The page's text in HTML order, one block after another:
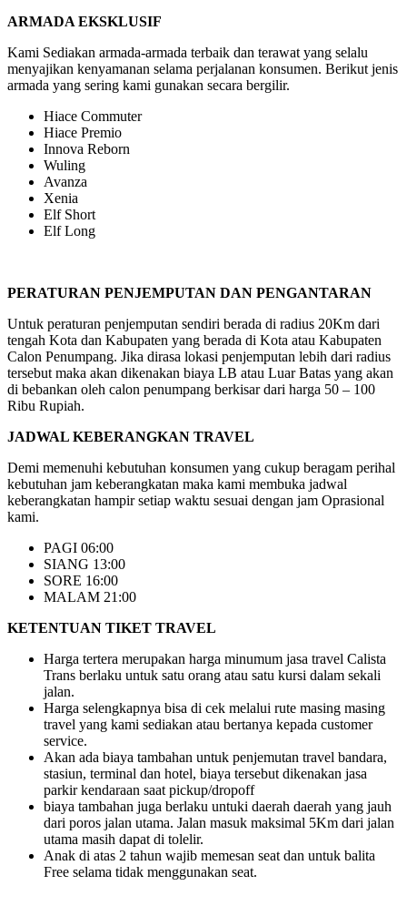
ARMADA EKSKLUSIF
Kami Sediakan armada-armada terbaik dan terawat yang selalu
menyajikan kenyamanan selama perjalanan konsumen. Berikut jenis
armada yang sering kami gunakan secara bergilir.
Hiace Commuter
Hiace Premio
Innova Reborn
Wuling
Avanza
Xenia
Elf Short
Elf Long
PERATURAN PENJEMPUTAN DAN PENGANTARAN
Untuk peraturan penjemputan sendiri berada di radius 20Km dari
tengah Kota dan Kabupaten yang berada di Kota atau Kabupaten
Calon Penumpang. Jika dirasa lokasi penjemputan lebih dari radius
tersebut maka akan dikenakan biaya LB atau Luar Batas yang akan
di bebankan oleh calon penumpang berkisar dari harga 50 – 100
Ribu Rupiah.
JADWAL KEBERANGKAN TRAVEL
Demi memenuhi kebutuhan konsumen yang cukup beragam perihal
kebutuhan jam keberangkatan maka kami membuka jadwal
keberangkatan hampir setiap waktu sesuai dengan jam Oprasional
kami.
PAGI 06:00
SIANG 13:00
SORE 16:00
MALAM 21:00
KETENTUAN TIKET TRAVEL
Harga tertera merupakan harga minumum jasa travel Calista
Trans berlaku untuk satu orang atau satu kursi dalam sekali
jalan.
Harga selengkapnya bisa di cek melalui rute masing masing
travel yang kami sediakan atau bertanya kepada customer
service.
Akan ada biaya tambahan untuk penjemutan travel bandara,
stasiun, terminal dan hotel, biaya tersebut dikenakan jasa
parkir kendaraan saat pickup/dropoff
biaya tambahan juga berlaku untuki daerah daerah yang jauh
dari poros jalan utama. Jalan masuk maksimal 5Km dari jalan
utama masih dapat di tolelir.
Anak di atas 2 tahun wajib memesan seat dan untuk balita
Free selama tidak menggunakan seat.